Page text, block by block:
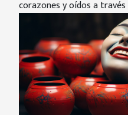
corazones y oídos a través